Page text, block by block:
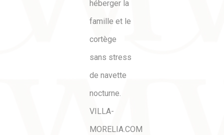
héberger la
famille et le
cortège
sans stress
de navette
nocturne.
VILLA-
MORELIA.COM